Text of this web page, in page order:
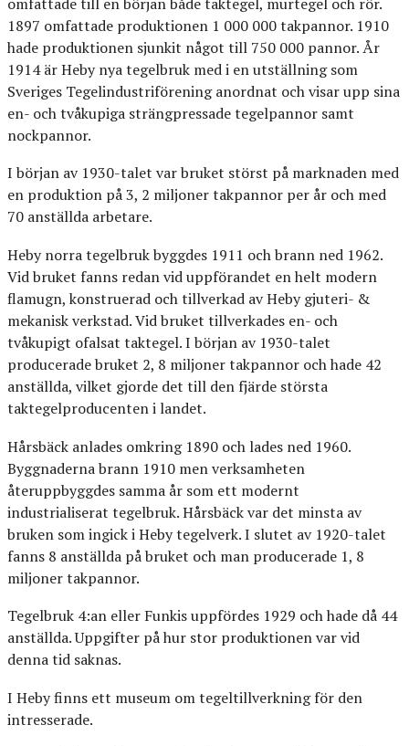
1897 omfattade produktionen 1 000 000 takpannor. 1910
hade produktionen sjunkit något till 750 000 pannor. År
1914 är Heby nya tegelbruk med i en utställning som
Sveriges Tegelindustriförening anordnat och visar upp sina
en- och tvåkupiga strängpressade tegelpannor samt
nockpannor.
I början av 1930-talet var bruket störst på marknaden med
en produktion på 3, 2 miljoner takpannor per år och med
70 anställda arbetare.
Heby norra tegelbruk byggdes 1911 och brann ned 1962.
Vid bruket fanns redan vid uppförandet en helt modern
flamugn, konstruerad och tillverkad av Heby gjuteri- &
mekanisk verkstad. Vid bruket tillverkades en- och
tvåkupigt ofalsat taktegel. I början av 1930-talet
producerade bruket 2, 8 miljoner takpannor och hade 42
anställda, vilket gjorde det till den fjärde största
taktegelproducenten i landet.
Hårsbäck anlades omkring 1890 och lades ned 1960.
Byggnaderna brann 1910 men verksamheten
återuppbyggdes samma år som ett modernt
industrialiserat tegelbruk. Hårsbäck var det minsta av
bruken som ingick i Heby tegelverk. I slutet av 1920-talet
fanns 8 anställda på bruket och man producerade 1, 8
miljoner takpannor.
Tegelbruk 4:an eller Funkis uppfördes 1929 och hade då 44
anställda. Uppgifter på hur stor produktionen var vid
denna tid saknas.
I Heby finns ett museum om tegeltillverkning för den
intresserade.